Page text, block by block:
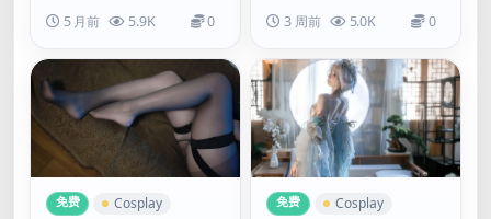
5 月前 5.9K 0 3 周前 5.0K 0
免费 Cosplay 免费 Cosplay